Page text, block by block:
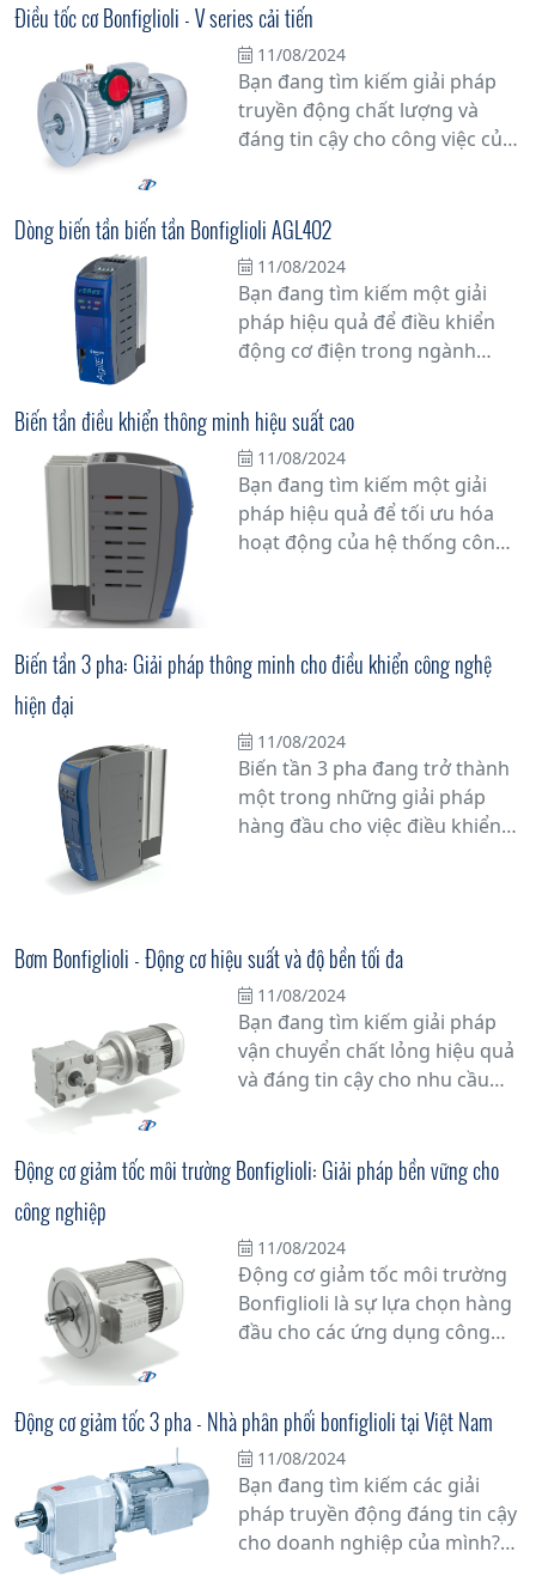
tôi sẽ cung cấp cho bạn những
thông tin cần biết về biến tần
để bạn có cái nhìn tổng quan
và chi tiết nhất.
Điều tốc cơ Bonfiglioli - V series cải tiến
11/08/2024
Bạn đang tìm kiếm giải pháp
truyền động chất lượng và
đáng tin cậy cho công việc của
một sự cải tiến đột phá trong
ngành công nghiệp truyền
động cơ khí.
Dòng biến tần biến tần Bonfiglioli AGL402
11/08/2024
Bạn đang tìm kiếm một giải
pháp hiệu quả để điều khiển
động cơ điện trong ngành
dòng biến tần Bonfiglioli
AGL402 - sự kết hợp hoàn hảo
giữa công nghệ tiên tiến và độ
tin cậy vững chắc của thương
hiệu Bonfiglioli.
Biến tần điều khiển thông minh hiệu suất cao
11/08/2024
Bạn đang tìm kiếm một giải
pháp hiệu quả để tối ưu hóa
hoạt động của hệ thống công
cao từ Bonfiglioli, phân phối
bởi Tân Đạt Thắng. Đây là một
giúp điều khiển tốc độ và mô-
men của động cơ điện một
cách chính xác và linh hoạt.
Biến tần 3 pha: Giải pháp thông minh cho điều khiển công nghệ
hiện đại
11/08/2024
Biến tần 3 pha đang trở thành
một trong những giải pháp
hàng đầu cho việc điều khiển
của động cơ điện 3 pha một
cách linh hoạt và chính xác,
biến tần 3 pha không chỉ giúp
tối ưu hóa hiệu suất hoạt động
mà còn tiết kiệm năng lượng
đáng kể.
Bơm Bonfiglioli - Động cơ hiệu suất và độ bền tối đa
11/08/2024
Bạn đang tìm kiếm giải pháp
vận chuyển chất lỏng hiệu quả
và đáng tin cậy cho nhu cầu
pháp đa dạng và tiên tiến cho
Động cơ giảm tốc môi trường Bonfiglioli: Giải pháp bền vững cho
công nghiệp
11/08/2024
Động cơ giảm tốc môi trường
Bonfiglioli là sự lựa chọn hàng
đầu cho các ứng dụng công
nghệ tiên tiến và chất lượng
vượt trội, sản phẩm này mang
lại giải pháp bền vững cho các
doanh nghiệp trong việc nâng
cao hiệu suất sản xuất và giảm
thiểu thời gian dừng máy.
Động cơ giảm tốc 3 pha - Nhà phân phối bonfiglioli tại Việt Nam
11/08/2024
Bạn đang tìm kiếm các giải
pháp truyền động đáng tin cậy
cho doanh nghiệp của mình?